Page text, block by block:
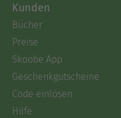
Kunden
Bücher
Preise
Skoobe App
Geschenkgutscheine
Code einlösen
Hilfe